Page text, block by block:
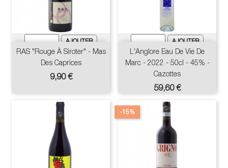
RAS "Rouge À Siroter" - Mas
Des Caprices
Prix
9,90 €
L'Anglore Eau De Vie De
Marc - 2022 - 50cl - 45% -
Cazottes
Prix
59,60 €
-15%